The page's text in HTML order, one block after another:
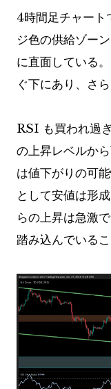
4時間足チャー
ジ色の供給ゾー
に直面している
ぐ下にあり、さ
RSI も買われ過
の上昇レベルか
は値下がりの可
として安値は形
らの上昇は急激
踏み込んでいる